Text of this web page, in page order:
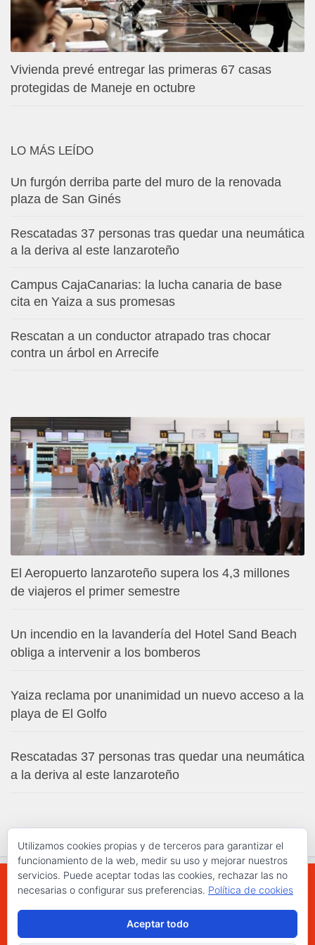
Vivienda prevé entregar las primeras 67 casas
protegidas de Maneje en octubre
LO MÁS LEÍDO
Un furgón derriba parte del muro de la renovada
plaza de San Ginés
Rescatadas 37 personas tras quedar una neumática
a la deriva al este lanzaroteño
Campus CajaCanarias: la lucha canaria de base
cita en Yaiza a sus promesas
Rescatan a un conductor atrapado tras chocar
contra un árbol en Arrecife
El Aeropuerto lanzaroteño supera los 4,3 millones
de viajeros el primer semestre
Un incendio en la lavandería del Hotel Sand Beach
obliga a intervenir a los bomberos
Yaiza reclama por unanimidad un nuevo acceso a la
playa de El Golfo
Rescatadas 37 personas tras quedar una neumática
a la deriva al este lanzaroteño
WWW.ELCHAPLON.COM © 2026. Todos los
derechos reservados.
Utilizamos cookies propias y de terceros para garantizar el
funcionamiento de la web, medir su uso y mejorar nuestros
servicios. Puede aceptar todas las cookies, rechazar las no
necesarias o configurar sus preferencias. Política de cookies
Aceptar todo